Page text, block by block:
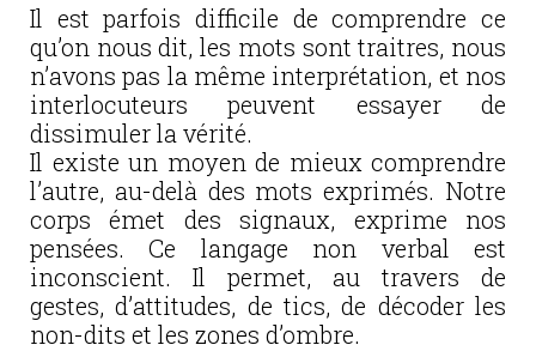
Il est parfois difficile de comprendre ce
qu’on nous dit, les mots sont traitres, nous
n’avons pas la même interprétation, et nos
interlocuteurs peuvent essayer de
dissimuler la vérité.
Il existe un moyen de mieux comprendre
l’autre, au-delà des mots exprimés. Notre
corps émet des signaux, exprime nos
pensées. Ce langage non verbal est
inconscient. Il permet, au travers de
gestes, d’attitudes, de tics, de décoder les
non-dits et les zones d’ombre.